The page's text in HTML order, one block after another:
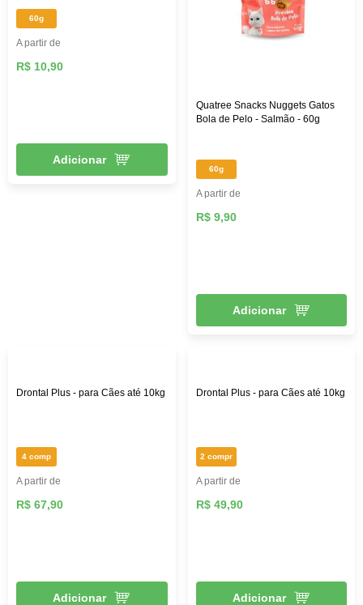
60g
A partir de
R$ 10,90
Adicionar
Quatree Snacks Nuggets Gatos
Bola de Pelo - Salmão - 60g
60g
A partir de
R$ 9,90
Adicionar
Drontal Plus - para Cães até 10kg
4 comp
A partir de
R$ 67,90
Adicionar
Drontal Plus - para Cães até 10kg
2 compr
A partir de
R$ 49,90
Adicionar